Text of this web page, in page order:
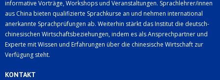
informative Vorträge, Workshops und Veranstaltungen. Sprachlehrer/innen
aus China bieten qualifizierte Sprachkurse an und nehmen international
anerkannte Sprachprüfungen ab. Weiterhin stärkt das Institut die deutsch-
chinesischen Wirtschaftsbeziehungen, indem es als Ansprechpartner und
Experte mit Wissen und Erfahrungen über die chinesische Wirtschaft zur
Verfügung steht.
KONTAKT